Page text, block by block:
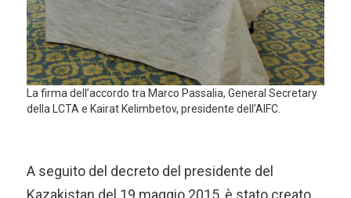
La firma dell’accordo tra Marco Passalia, General Secretary
della LCTA e Kairat Kelimbetov, presidente dell’AIFC.
A seguito del decreto del presidente del